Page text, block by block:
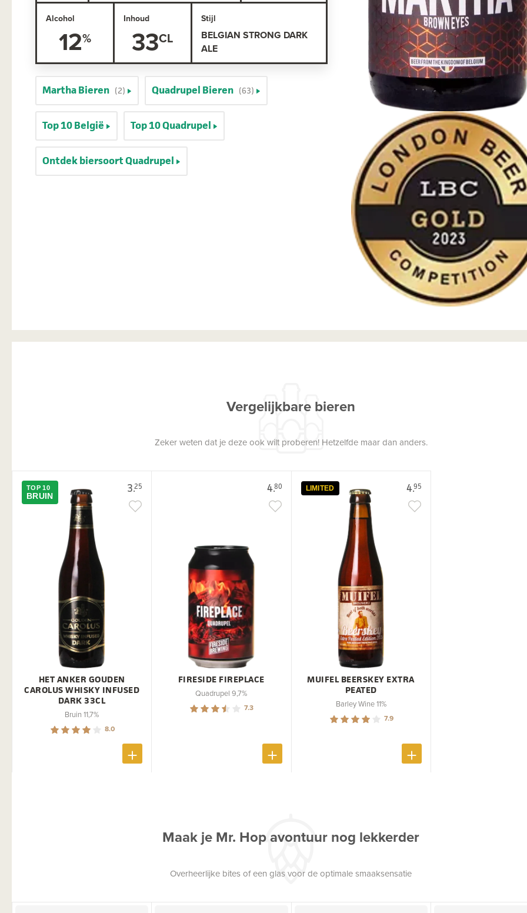
Alcohol
12
Inhoud
33
Stijl
BELGIAN STRONG DARK
ALE
Martha Bieren (2) Quadrupel Bieren (63)
Top 10 België Top 10 Quadrupel
Ontdek biersoort Quadrupel
Vergelijkbare bieren
Zeker weten dat je deze ook wilt proberen! Hetzelfde maar dan anders.
3.25
TOP 10
BRUIN
HET ANKER GOUDEN
CAROLUS WHISKY INFUSED
DARK 33CL
Bruin 11,7%
8.0
4.80
FIRESIDE FIREPLACE
Quadrupel 9,7%
7.3
4.95
LIMITED
MUIFEL BEERSKEY EXTRA
PEATED
Barley Wine 11%
7.9
Maak je Mr. Hop avontuur nog lekkerder
Overheerlijke bites of een glas voor de optimale smaaksensatie